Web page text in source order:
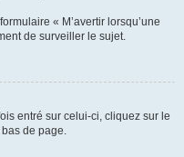
« M’avertir lorsqu’une
de surveiller le sujet.
entré sur celui-ci, cliquez sur le
de page.